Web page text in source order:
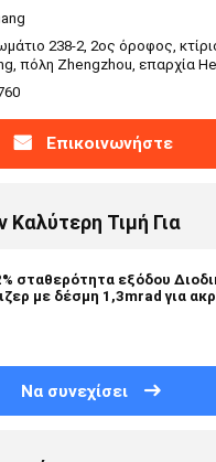
238-2, 2ος όροφος,
πόλη Zhengzhou, επαρχία
Επικοινωνήστε
Τιμή Για
σταθερότητα εξόδου
με δέσμη 1,3mrad για
Να συνεχίσει